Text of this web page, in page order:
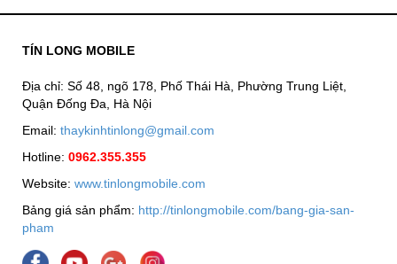
TÍN LONG MOBILE
Địa chỉ: Số 48, ngõ 178, Phố Thái Hà, Phường Trung Liệt,
Quận Đống Đa, Hà Nội
Email: thaykinhtinlong@gmail.com
Hotline: 0962.355.355
Website: www.tinlongmobile.com
Bảng giá sản phẩm: http://tinlongmobile.com/bang-gia-san-
pham